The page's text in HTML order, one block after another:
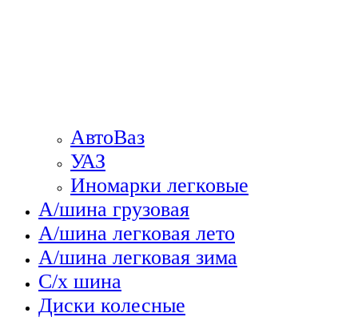
АвтоВаз
УАЗ
Иномарки легковые
А/шина грузовая
А/шина легковая лето
А/шина легковая зима
С/х шина
Диски колесные